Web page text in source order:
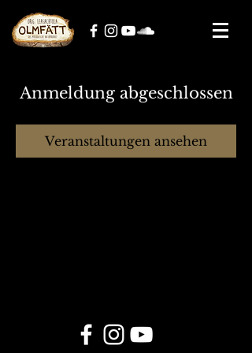
Anmeldung abgeschlossen
Veranstaltungen ansehen